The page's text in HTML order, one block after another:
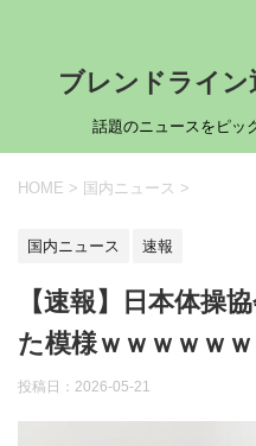
ブレンドライ
話題のニュースをピッ
HOME > 国内ニュース >
国内ニュース 速報
【速報】日本体操
た模様ｗｗｗｗｗ
投稿日： 2026-05-21